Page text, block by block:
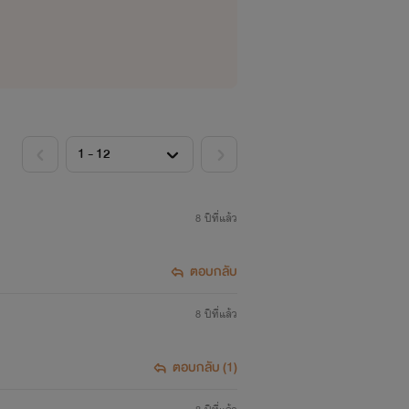
แถวเพื่อนตั๋วออกเนื่องจากพวกเขา
8 ปีที่แล้ว
ตอบกลับ
8 ปีที่แล้ว
ตอบกลับ (1)